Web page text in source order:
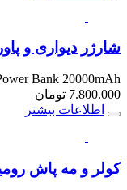
شارژر دیواری و پاوربانک
Bank 20000mAh
7.800.000 تومان
اطلاعات بیشتر
کولر و مه پاش